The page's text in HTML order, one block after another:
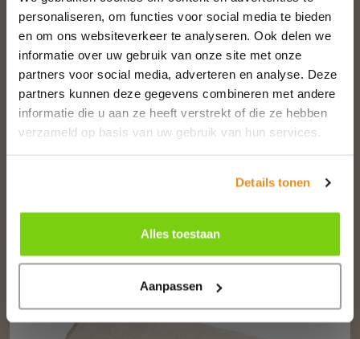
personaliseren, om functies voor social media te bieden
en om ons websiteverkeer te analyseren. Ook delen we
informatie over uw gebruik van onze site met onze
partners voor social media, adverteren en analyse. Deze
partners kunnen deze gegevens combineren met andere
informatie die u aan ze heeft verstrekt of die ze hebben
verzameld op basis van uw gebruik van hun services.
Details tonen
Alles toestaan
Aanpassen